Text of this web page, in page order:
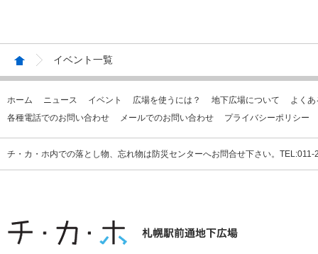
イベント一覧
ホーム ニュース イベント 広場を使うには？ 地下広場について
よく
各種電話でのお問い合わせ
メールでのお問い合わせ プライバシーポリシー
チ・カ・ホ内での落とし物、忘れ物は防災センターへお問合せ下さい。